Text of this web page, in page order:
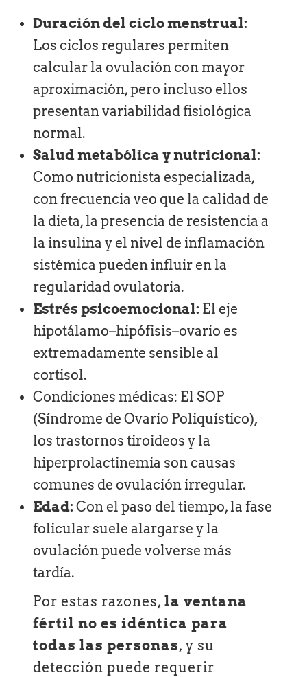
Duración del ciclo menstrual:
Los ciclos regulares permiten
calcular la ovulación con mayor
aproximación, pero incluso ellos
presentan variabilidad fisiológica
normal.
Salud metabólica y nutricional:
Como nutricionista especializada,
con frecuencia veo que la calidad de
la dieta, la presencia de resistencia a
la insulina y el nivel de inflamación
sistémica pueden influir en la
regularidad ovulatoria.
Estrés psicoemocional: El eje
hipotálamo–hipófisis–ovario es
extremadamente sensible al
cortisol.
Condiciones médicas: El SOP
(Síndrome de Ovario Poliquístico),
los trastornos tiroideos y la
hiperprolactinemia son causas
comunes de ovulación irregular.
Edad: Con el paso del tiempo, la fase
folicular suele alargarse y la
ovulación puede volverse más
tardía.
Por estas razones,la ventana
fértil no es idéntica para
todas las personas, y su
detección puede requerir